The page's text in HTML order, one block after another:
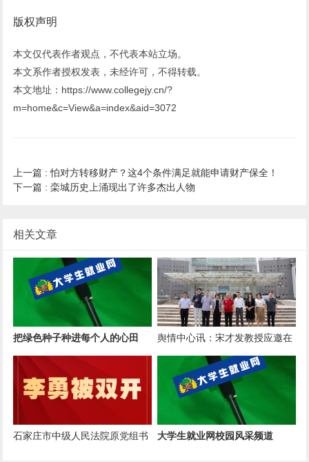
版权声明
本文仅代表作者观点，不代表本站立场。
本文系作者授权发表，未经许可，不得转载。
本文地址：https://www.collegejy.cn/?
m=home&c=View&a=index&aid=3072
上一篇 : 怕对方转移财产？这4个条件满足就能申请财产保全！
下一篇 : 栾城历史上涌现出了许多杰出人物
相关文章
把绿色种子种进每个人的心田
舆情中心讯：宋才发教授应邀在
广西贵港市港南区 作《乡村振兴
石家庄市中级人民法院原党组书
大学生就业网校园风采频道